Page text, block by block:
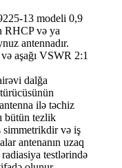
13 modeli 0,9
RHCP və ya
antennadır.
aşağı VSWR 2:1
dalğa
ilə təchiz
bütün tezlik
simmetrikdir və iş
antenanın uzaq
radiasiya testlərində